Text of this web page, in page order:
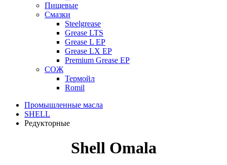
Пищевые
Смазки
Steelgrease
Grease LTS
Grease L EP
Grease LX EP
Premium Grease EP
СОЖ
Термойл
Romil
Промышленные масла
SHELL
Редукторные
Shell Omala